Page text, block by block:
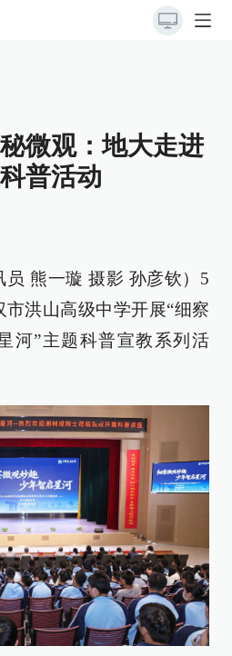
微观：地大走进
普活动
熊一璇 摄影 孙彦钦）5
市洪山高级中学开展“细察
河”主题科普宣教系列活